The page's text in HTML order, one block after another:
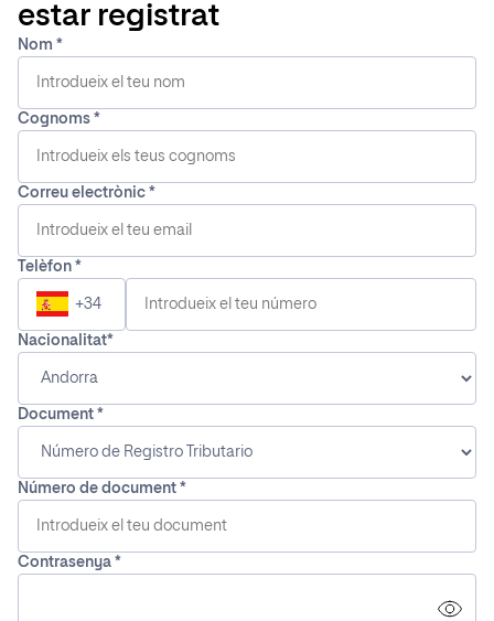
estar registrat
Nom
Cognoms
Correu electrònic
Telèfon
+34
Nacionalitat
Document
Número de document
Contrasenya